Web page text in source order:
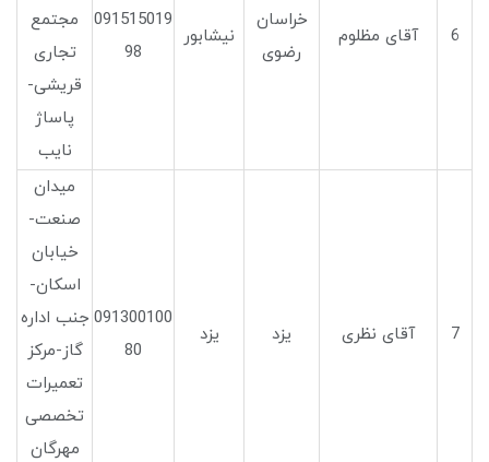
6 آقای مظلوم
خراسان
رضوی
نیشابور
091515019
98
مجتمع
تجاری
قریشی-
پاساژ
نایب
7 آقای نظری یزد یزد
091300100
80
میدان
صنعت-
خیابان
اسکان-
جنب اداره
گاز-مرکز
تعمیرات
تخصصی
مهرگان